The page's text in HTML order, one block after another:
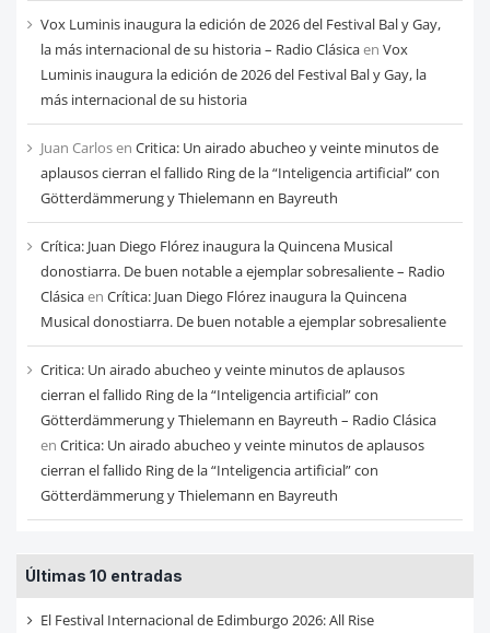
Vox Luminis inaugura la edición de 2026 del Festival Bal y Gay,
la más internacional de su historia – Radio Clásicaen Vox
Luminis inaugura la edición de 2026 del Festival Bal y Gay, la
más internacional de su historia
Juan Carlosen Critica: Un airado abucheo y veinte minutos de
aplausos cierran el fallido Ring de la “Inteligencia artificial” con
Götterdämmerung y Thielemann en Bayreuth
Crítica: Juan Diego Flórez inaugura la Quincena Musical
donostiarra. De buen notable a ejemplar sobresaliente – Radio
Clásicaen Crítica: Juan Diego Flórez inaugura la Quincena
Musical donostiarra. De buen notable a ejemplar sobresaliente
Critica: Un airado abucheo y veinte minutos de aplausos
cierran el fallido Ring de la “Inteligencia artificial” con
Götterdämmerung y Thielemann en Bayreuth – Radio Clásica
en Critica: Un airado abucheo y veinte minutos de aplausos
cierran el fallido Ring de la “Inteligencia artificial” con
Götterdämmerung y Thielemann en Bayreuth
Últimas 10 entradas
El Festival Internacional de Edimburgo 2026: All Rise